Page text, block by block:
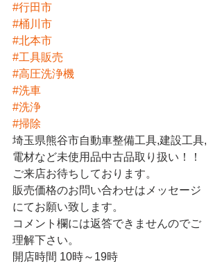
#行田市
#桶川市
#北本市
#工具販売
#高圧洗浄機
#洗車
#洗浄
#掃除
埼玉県熊谷市自動車整備工具,建設工具,
電材など未使用品中古品取り扱い！！
ご来店お待ちしております。
販売価格のお問い合わせはメッセージ
にてお願い致します。
コメント欄には返答できませんのでご
理解下さい。
開店時間 10時～19時